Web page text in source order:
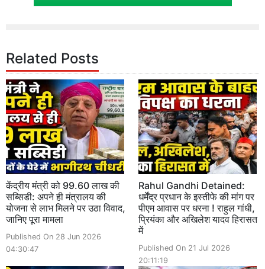
Related Posts
केंद्रीय मंत्री को 99.60 लाख की
सब्सिडी: अपने ही मंत्रालय की
योजना से लाभ मिलने पर उठा विवाद,
जानिए पूरा मामला
Published On 28 Jun 2026
04:30:47
Rahul Gandhi Detained:
धर्मेंद्र प्रधान के इस्तीफे की मांग पर
पीएम आवास पर धरना ! राहुल गांधी,
प्रियंका और अखिलेश यादव हिरासत
में
Published On 21 Jul 2026
20:11:19